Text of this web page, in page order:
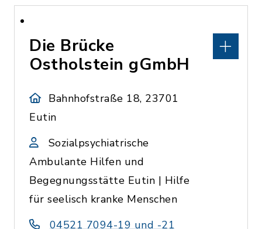
Die Brücke
Ostholstein gGmbH
Bahnhofstraße 18, 23701
Eutin
Sozialpsychiatrische
Ambulante Hilfen und
Begegnungsstätte Eutin | Hilfe
für seelisch kranke Menschen
04521 7094-19 und -21